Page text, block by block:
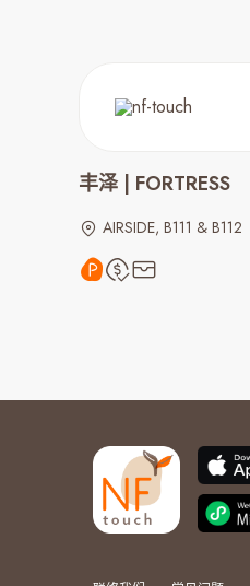
丰泽 | FORTRESS
AIRSIDE, B111 & B112